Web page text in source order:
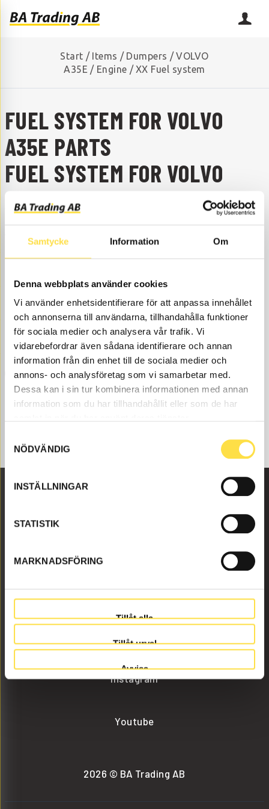
Samtycke Information Om
Denna webbplats använder cookies
Vi använder enhetsidentifierare för att anpassa innehållet
och annonserna till användarna, tillhandahålla funktioner
för sociala medier och analysera vår trafik. Vi
vidarebefordrar även sådana identifierare och annan
information från din enhet till de sociala medier och
annons- och analysföretag som vi samarbetar med.
Dessa kan i sin tur kombinera informationen med annan
information som du har tillhandahållit eller som de har
NÖDVÄNDIG
INSTÄLLNINGAR
STATISTIK
MARKNADSFÖRING
Tillåt alla
Tillåt urval
Avvisa
Start / Items / Dumpers / VOLVO
A35E / Engine / XX Fuel system
FUEL SYSTEM FOR VOLVO
A35E PARTS
FUEL SYSTEM FOR VOLVO
A35E
ARE YOU MISSING A SPARE PART?
Contact us and we will help you!
Fuel system to VOLVO A35E dumpers are available as
parts here at BA Trading. Our parts to dumpers VOLVO
A35E exist as new, used or refurbished trade-in parts
both as originals and non-original parts. We have parts
like fuel system for all Volvo construction machines
and these parts like main bearing standard pair
(20530916, MR916, 51268, 10067, 916), to fuel system
fits Volvo dumpers VOLVO A35E.
info@batrading.se
+46 (0) 152-32500
Instagram
Youtube
2026 © BA Trading AB